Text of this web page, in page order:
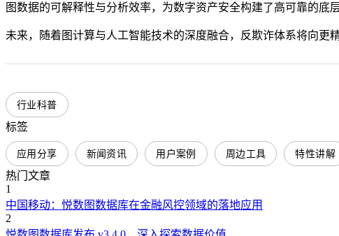
图数据的可解释性与分析效率，为数字资产安全构建了高可靠的底层
未来，随着图计算与人工智能技术的深度融合，反欺诈体系将向更
行业科普
标签
应用分享 新闻资讯 用户案例 周边工具 特性讲解
热门文章
1
中国移动：悦数图数据库在金融风控领域的落地应用
2